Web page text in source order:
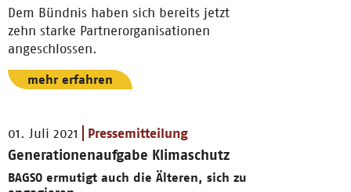
Dem Bündnis haben sich bereits jetzt
zehn starke Partnerorganisationen
angeschlossen.
mehr erfahren
01. Juli 2021 Pressemitteilung
Generationenaufgabe Klimaschutz
BAGSO ermutigt auch die Älteren, sich zu